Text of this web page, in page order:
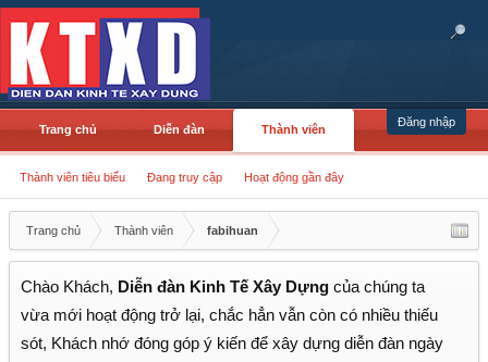
Đăng nhập
Trang chủ Diễn đàn Thành viên
Thành viên tiêu biểu Đang truy cập Hoạt động gần đây
Trang chủ Thành viên fabihuan
Chào Khách, Diễn đàn Kinh Tế Xây Dựng của chúng ta
vừa mới hoạt động trở lại, chắc hẳn vẫn còn có nhiều thiếu
sót, Khách nhớ đóng góp ý kiến để xây dựng diễn đàn ngày